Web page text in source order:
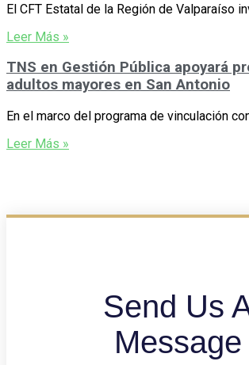
El CFT Estatal de la Región de Valparaíso
Leer Más »
TNS en Gestión Pública apoyará
adultos mayores en San Antonio
En el marco del programa de vinculación
Leer Más »
Send Us
Message